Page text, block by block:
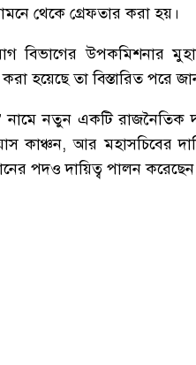
থেকে গ্রেফতার করা হয়।
বিভাগের উপকমিশনার
তা বিস্তারিত পরে
নামে নতুন একটি
কাঞ্চন, আর মহাসচিবের
পদও দায়িত্ব পালন